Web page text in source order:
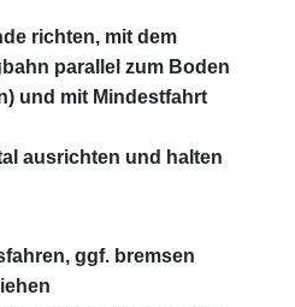
richten, mit dem
parallel zum Boden
und mit Mindestfahrt
ausrichten und halten
ggf. bremsen